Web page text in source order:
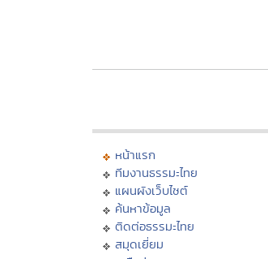
หน้าแรก
ทีมงานธรรมะไทย
แผนผังเว็บไซต์
ค้นหาข้อมูล
ติดต่อธรรมะไทย
สมุดเยี่ยม